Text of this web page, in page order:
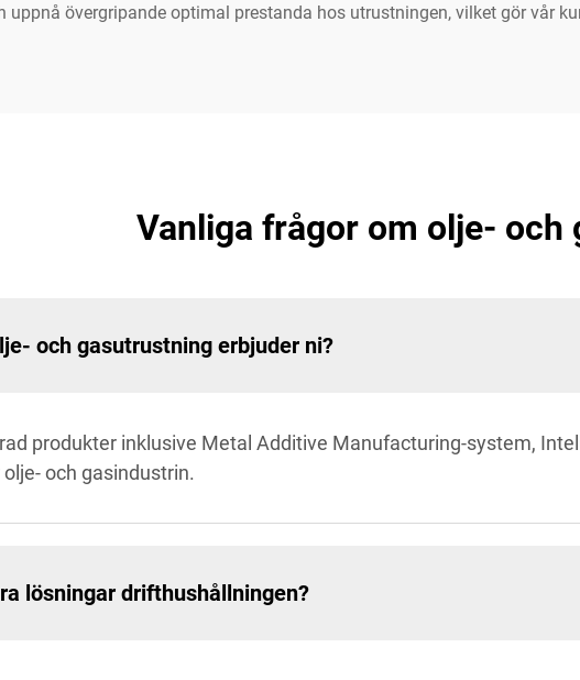
uppnå övergripande optimal prestanda hos utrustningen, vilket gör vår
Vanliga frågor om olje- och
och gasutrustning erbjuder ni?
produkter inklusive Metal Additive Manufacturing-system,
och gasindustrin.
lösningar drifthushållningen?